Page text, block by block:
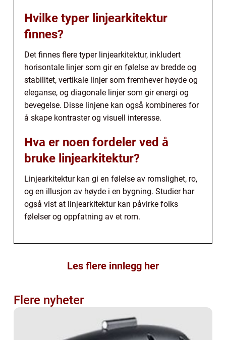
Hvilke typer linjearkitektur
finnes?
Det finnes flere typer linjearkitektur, inkludert
horisontale linjer som gir en følelse av bredde og
stabilitet, vertikale linjer som fremhever høyde og
eleganse, og diagonale linjer som gir energi og
bevegelse. Disse linjene kan også kombineres for
å skape kontraster og visuell interesse.
Hva er noen fordeler ved å
bruke linjearkitektur?
Linjearkitektur kan gi en følelse av romslighet, ro,
og en illusjon av høyde i en bygning. Studier har
også vist at linjearkitektur kan påvirke folks
følelser og oppfatning av et rom.
Les flere innlegg her
Flere nyheter